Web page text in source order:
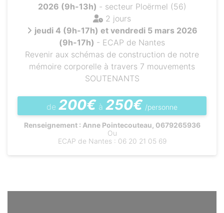
2026 (9h-13h) - secteur Ploërmel (56)
2 jours
jeudi 4 (9h-17h) et vendredi 5 mars 2026
(9h-17h) - ECAP de Nantes
Revenir aux schémas de construction de notre
mémoire corporelle à travers 7 mouvements
SOUTENANTS
de 200€ à 250€ /personne
Renseignement : Anne Pointecouteau, 0679265936
Ou
ECAP de Nantes : 06 20 21 05 69